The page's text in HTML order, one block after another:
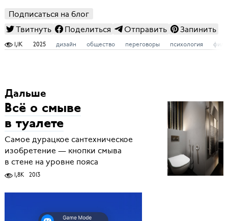
Подписаться на блог
Твитнуть
Поделиться Отправить Запинить
1,1K 2025 дизайн общество переговоры психология
Дальше
Всё о смыве
в туалете
Самое дурацкое сантехническое
изобретение — кнопки смыва
в стене на уровне пояса
1,8K 2013